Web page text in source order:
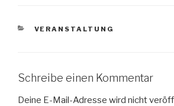
KATEGORIEN
VERANSTALTUNG
Schreibe einen Kommentar
Deine E-Mail-Adresse wird nicht